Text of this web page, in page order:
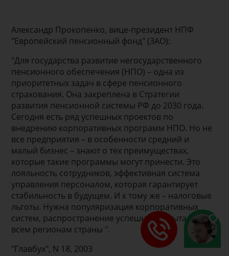
Александр Прокопенко, вице-президент НПФ
"Европейский пенсионный фонд" (ЗАО):
"Для государства развитие негосударственного
пенсионного обеспечения (НПО) – одна из
приоритетных задач в сфере пенсионного
страхования. Она закреплена в Стратегии
развития пенсионной системы РФ до 2030 года.
Сегодня есть ряд успешных проектов по
внедрению корпоративных программ НПО. Но не
все предприятия – в особенности средний и
малый бизнес – знают о тех преимуществах,
которые такие программы могут принести. Это
лояльность сотрудников, эффективная система
управления персоналом, которая гарантирует
стабильность в будущем. И к тому же – налоговые
льготы. Нужна популяризация корпоративных
систем, распространение успешного опыта по
всем регионам страны ".
"Главбух", N 18, 2003